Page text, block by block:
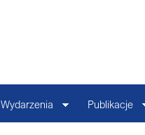
Wydarzenia Publikacje